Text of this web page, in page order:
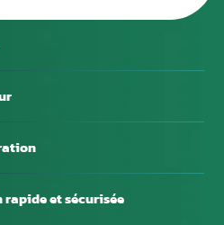
et sécurisée